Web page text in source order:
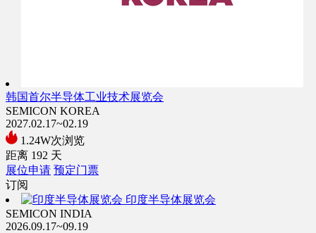
韩国首尔半导体工业技术展览会
SEMICON KOREA
2027.02.17~02.19
1.24W次浏览
距离 192 天
展位申请 预定门票
订阅
印度半导体展览会
SEMICON INDIA
2026.09.17~09.19